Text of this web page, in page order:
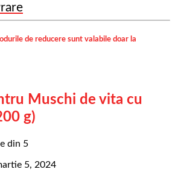
de reducere sunt valabile doar la
Muschi de vita cu
g)
din 5
5, 2024